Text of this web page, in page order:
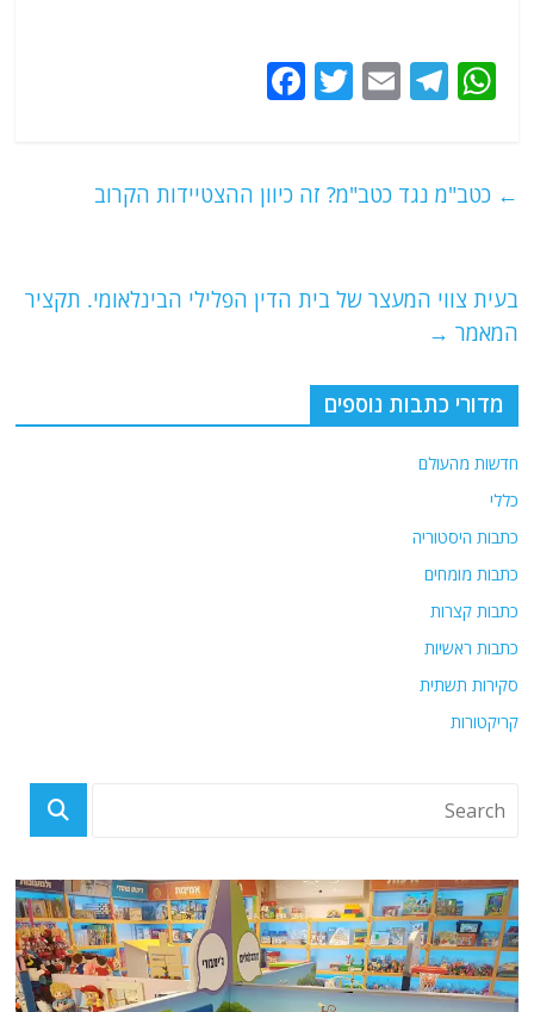
W
s
p
T
g
E
l
T
er
e
o
← כטב"מ נגד כטב"מ? זה כיוון ההצטיידות הקרוב
בעית צווי המעצר של בית הדין הפלילי הבינלאומי. תקציר
המאמר →
מדורי כתבות נוספים
חדשות מהעולם
כללי
כתבות היסטוריה
כתבות מומחים
כתבות קצרות
כתבות ראשיות
סקירות תשתית
קריקטורות